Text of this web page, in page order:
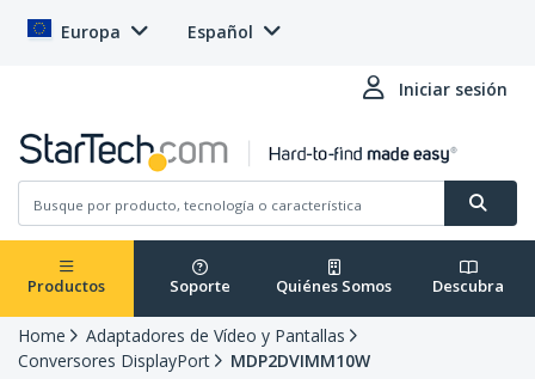
Europa Español
Iniciar sesión
Productos Soporte Quiénes Somos Descubra
Home
Adaptadores de Vídeo y Pantallas
Conversores DisplayPort
MDP2DVIMM10W